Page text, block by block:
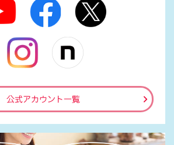
公式アカウント一覧